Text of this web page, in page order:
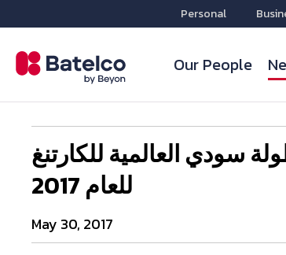
Personal
Our People
سودي العالمية للكارتنغ
للعام 2017
May 30, 2017